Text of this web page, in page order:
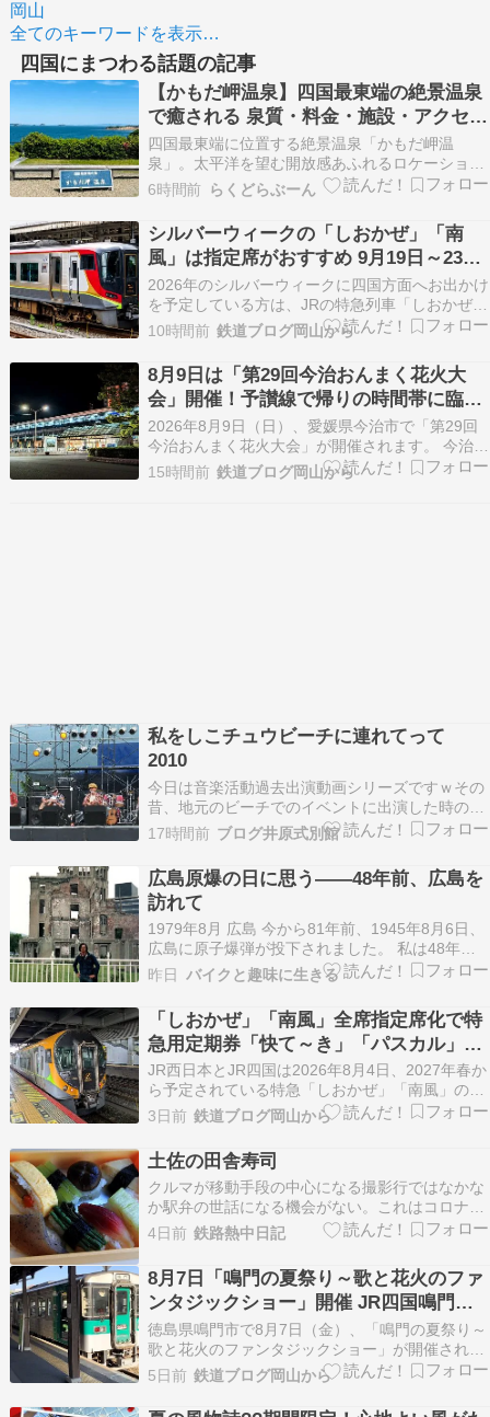
岡山
全てのキーワードを表示…
四国にまつわる話題の記事
【かもだ岬温泉】四国最東端の絶景温泉
で癒される 泉質・料金・施設・アクセス
を紹介
四国最東端に位置する絶景温泉「かもだ岬温
泉」。太平洋を望む開放感あふれるロケーション
と、疲れを癒す天然温泉が魅力の隠れた名湯で
す。観光地として人気の蒲生田岬とセットで訪れ
る人も多く、ドライブ・ツーリング・観光の立ち
寄り湯としても注目されています。この記事で
は、泉質・料金・施設・…
6時間前 らくどらぶーん
シルバーウィークの「しおかぜ」「南
風」は指定席がおすすめ 9月19日～23日
は自由席を減らして運行
2026年のシルバーウィークに四国方面へお出かけ
を予定している方は、JRの特急列車「しおかぜ」
「南風」の指定席を早めに確保しておくのがおす
すめです。 JR西日本とJR四国は、2026年9月19
日（土）から9月23日（水）までの5日間、秋の連
休期間に合わせて特急「しおかぜ」「南風」…
10時間前 鉄道ブログ岡山から
8月9日は「第29回今治おんまく花火大
会」開催！予讃線で帰りの時間帯に臨時
列車4本運転 「いしづち104号」はアン
パンマン列車で運行
2026年8月9日（日）、愛媛県今治市で「第29回
今治おんまく花火大会」が開催されます。 今治港
防波堤を舞台に行われる夏の一大イベントで、約
1万発の花火が夜空を彩ります。 花火大会の開催
15時間前 鉄道ブログ岡山から
私をしこチュウビーチに連れてって
2010
今日は音楽活動過去出演動画シリーズですｗその
昔、地元のビーチでのイベントに出演した時のも
のです。タイトルにありますように「私をしこチ
ュウビーチに連れてって」というイベントです。
しこチュウビーチっていうのは地元にある寒川豊
岡海浜公園ふれあいビーチの事。「しこチュウ」
は四国中央市の…
17時間前 ブログ井原式別館
広島原爆の日に思う――48年前、広島を
訪れて
1979年8月 広島 今から81年前、1945年8月6日、
広島に原子爆弾が投下されました。 私は48年前
の1979年8月、東京から関西、四国、九州へとバ
イクで旅をし、その途中で広島を訪れました。 前
日の夜、広島平和記念公園の近くで野宿をし、翌
朝、目を覚ましたときに撮ったのがこの写…
昨日 バイクと趣味に生きる
「しおかぜ」「南風」全席指定席化で特
急用定期券「快て～き」「パスカル」は
どうなる？ 岡山～宇多津間を含む区間は
発売終了へ
JR西日本とJR四国は2026年8月4日、2027年春か
ら予定されている特急「しおかぜ」「南風」の全
席指定席化に伴う、特急列車用定期券などの取り
扱いについて発表しました。 今回の変更で特に注
目されるのが、岡山～宇多津間を含む特急用定期
券の取り扱いが終了することです。 現在、岡山
駅…
3日前 鉄道ブログ岡山から
土佐の田舎寿司
クルマが移動手段の中心になる撮影行ではなかな
か駅弁の世話になる機会がない。これはコロナ禍
のさなかにJR四国が企画した四国満喫きっぷ利用
時のひとコマ。帰り道、南風24号車内で食すべ
く、改札外の売店で買い求めた駅弁。これ１箱し
か残っておらず、もう少しボリュームのあるもの
が欲しいと半分…
4日前 鉄路熱中日記
8月7日「鳴門の夏祭り～歌と花火のファ
ンタジックショー」開催 JR四国鳴門線
で臨時列車運行
徳島県鳴門市で8月7日（金）、「鳴門の夏祭り～
歌と花火のファンタジックショー」が開催されま
す。 このイベントに合わせて、JR四国では鳴門
線に臨時列車を運転します。 花火大会などの大規
模なイベントでは、終了後の道路渋滞や駐車場の
5日前 鉄道ブログ岡山から